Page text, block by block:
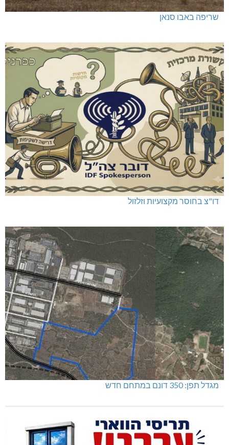
שריפה באבו סנאן
דו"צ בחוסר מקצועיות וזלזול
מגדל תפן: 350 דונם במתחם חדש